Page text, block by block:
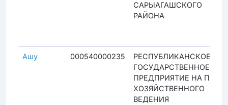
САРЫАГАШСКОГО
РАЙОНА
Ашу 000540000235
РЕСПУБЛИКАНСКОЕ
ГОСУДАРСТВЕННОЕ
ПРЕДПРИЯТИЕ НА ПРАВЕ
ХОЗЯЙСТВЕННОГО
ВЕДЕНИЯ